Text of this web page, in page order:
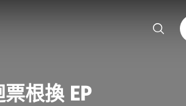
根換 EP